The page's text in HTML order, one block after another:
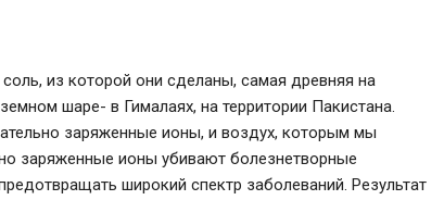
из которой они сделаны, самая древняя на
шаре- в Гималаях, на территории Пакистана.
заряженные ионы, и воздух, которым мы
заряженные ионы убивают болезнетворные
широкий спектр заболеваний. Результат